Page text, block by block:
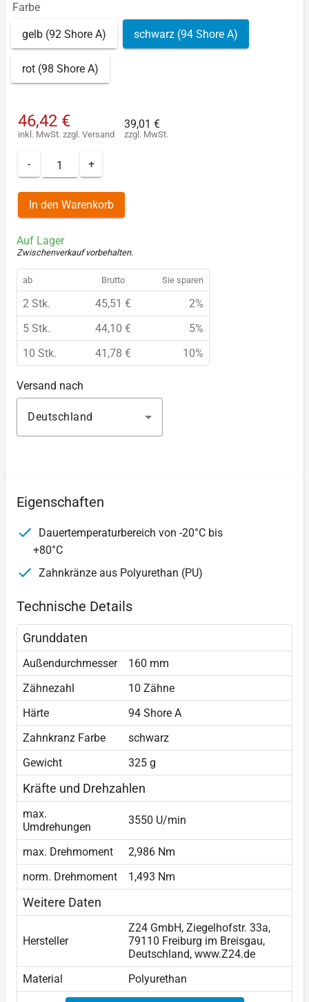
Farbe
gelb (92 Shore A) schwarz (94 Shore A)
rot (98 Shore A)
46,42 €
inkl. MwSt. zzgl. Versand
39,01 €
zzgl. MwSt.
- +
In den Warenkorb
Auf Lager
Zwischenverkauf vorbehalten.
ab Brutto Sie sparen
2 Stk. 45,51 €
2%
5 Stk.
44,10 €
5%
10 Stk.
41,78 € 10%
Versand nach
Deutschland
Eigenschaften
Dauertemperaturbereich von -20°C bis
+80°C
Zahnkränze aus Polyurethan (PU)
Technische Details
Grunddaten
Außendurchmesser
160 mm
Zähnezahl
10 Zähne
Härte
94 Shore A
Zahnkranz Farbe
schwarz
Gewicht
325 g
Kräfte und Drehzahlen
max.
Umdrehungen
3550 U/min
max. Drehmoment
2,986 Nm
norm. Drehmoment
1,493 Nm
Weitere Daten
Hersteller
Z24 GmbH, Ziegelhofstr. 33a,
79110 Freiburg im Breisgau,
Deutschland, www.Z24.de
Material
Polyurethan